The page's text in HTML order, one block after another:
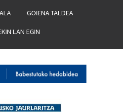
GOIENA TALDEA
LAN EGIN